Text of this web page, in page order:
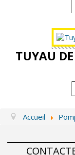
TUYAU
Accueil